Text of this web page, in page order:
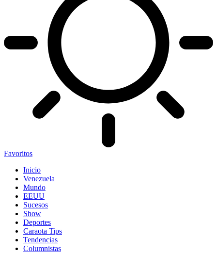
Favoritos
Inicio
Venezuela
Mundo
EEUU
Sucesos
Show
Deportes
Caraota Tips
Tendencias
Columnistas